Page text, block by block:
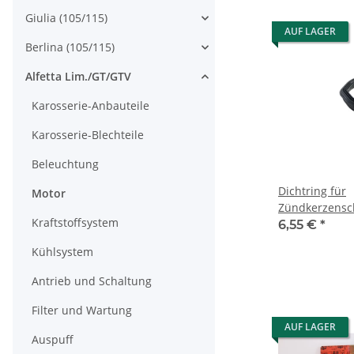
AUF LAGER
Dichtring für
Ventiler
6,55 € *
AUF LAGER
Giulia (105/115)
Berlina (105/115)
Alfetta Lim./GT/GTV
Karosserie-Anbauteile
Karosserie-Blechteile
Beleuchtung
Motor
Kraftstoffsystem
Kühlsystem
Antrieb und Schaltung
Filter und Wartung
Auspuff